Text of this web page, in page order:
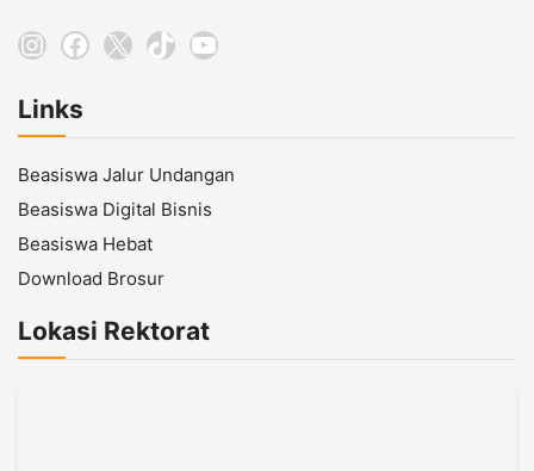
Instagram
Facebook
X TikTokYouTube
Links
Beasiswa Jalur Undangan
Beasiswa Digital Bisnis
Beasiswa Hebat
Download Brosur
Lokasi Rektorat